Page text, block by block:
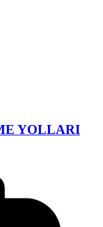
YOLLARI